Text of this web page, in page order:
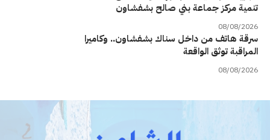
تنمية مركز جماعة بني صالح بشفشاون
08/08/2026
سرقة هاتف من داخل سناك بشفشاون.. وكاميرا
المراقبة توثق الواقعة
08/08/2026